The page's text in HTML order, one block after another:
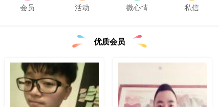
会员 活动 微心情 私信
优质会员